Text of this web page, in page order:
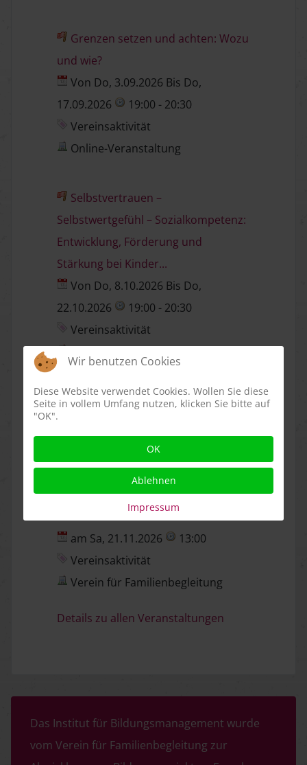
Grenzen setzen und achten: Wozu
und wie?
Von Do, 3.09.2026 Bis Do,
17.09.2026
19:00 - 20:30
Vereinsaktivität
Online-Veranstaltung
Selbstvertrauen –
Selbstwertgefühl – Sozialkompetenz:
Entwicklung, Förderung und
Stärkung bei Kinder...
Von Do, 8.10.2026 Bis Do,
22.10.2026
19:00 - 20:30
Vereinsaktivität
Interkulturelles Familientreffen
Vereinsaktivität
Verein für Familienbegleitung
Interkulturelles Familientreffen
am Sa, 21.11.2026
13:00
Vereinsaktivität
Verein für Familienbegleitung
Details zu allen Veranstaltungen
Das Institut für Bildungsmanagement wurde
vom Verein für Familienbegleitung zur
Wir benutzen Cookies
Diese Website verwendet Cookies. Wollen Sie diese
Seite in vollem Umfang nutzen, klicken Sie bitte auf
"OK".
OK
Ablehnen
Impressum